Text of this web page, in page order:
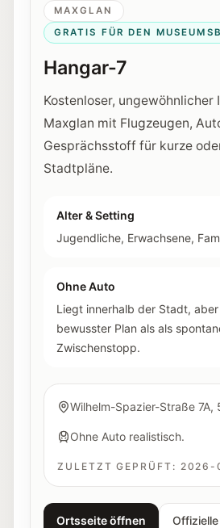
MAXGLAN
GRATIS FÜR DEN
Hangar-7
Kostenloser, ungewöhnlicher
Maxglan mit Flugzeugen,
Gesprächsstoff für kurze
Stadtpläne.
Alter & Setting
Jugendliche, Erwachsene,
Ohne Auto
Liegt innerhalb der Stadt,
bewusster Plan als als
Zwischenstopp.
Wilhelm-Spazier-Straße 7A,
Ohne Auto realistisch.
ZULETZT GEPRÜFT: 2026-
Ortsseite öffnen